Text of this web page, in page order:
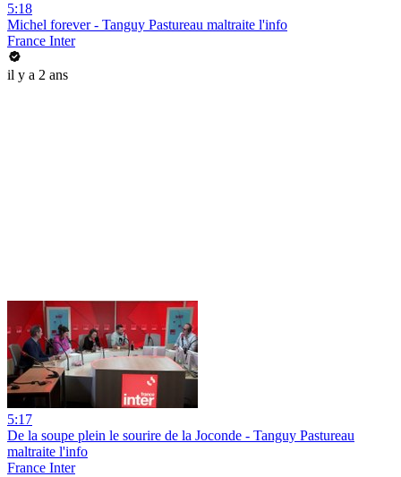
5:18
Michel forever - Tanguy Pastureau maltraite l'info
France Inter
il y a 2 ans
5:17
De la soupe plein le sourire de la Joconde - Tanguy Pastureau
maltraite l'info
France Inter